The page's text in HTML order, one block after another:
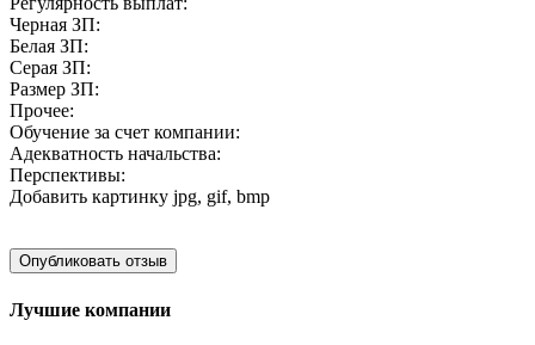
Черная ЗП:
Белая ЗП:
Серая ЗП:
Размер ЗП:
Прочее:
Обучение за счет компании:
Адекватность начальства:
Перспективы:
Добавить картинку jpg, gif, bmp
Лучшие компании